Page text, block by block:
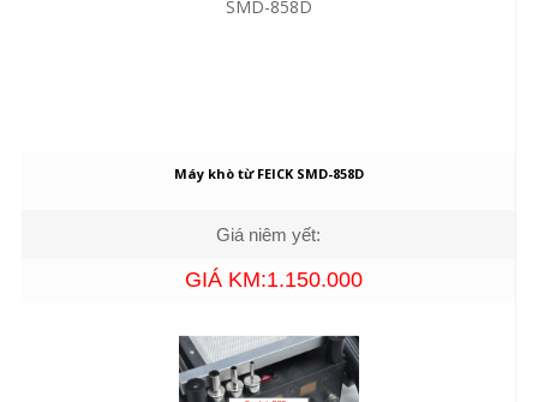
Máy khò từ FEICK SMD-858D
Giá niêm yết:
GIÁ KM:1.150.000